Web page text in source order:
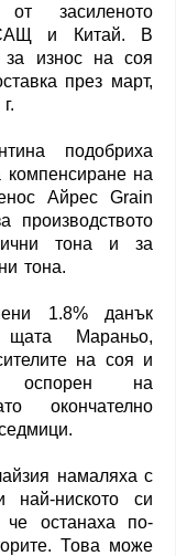
засиленото
САЩ и Китай. В
за износ на соя
през март,
подобриха
компенсиране на
Айрес Grain
производството
тона и за
тона.
1.8% данък
Мараньо,
на соя и
оспорен на
окончателно
намаляха с
най-ниското си
останаха по-
Това може